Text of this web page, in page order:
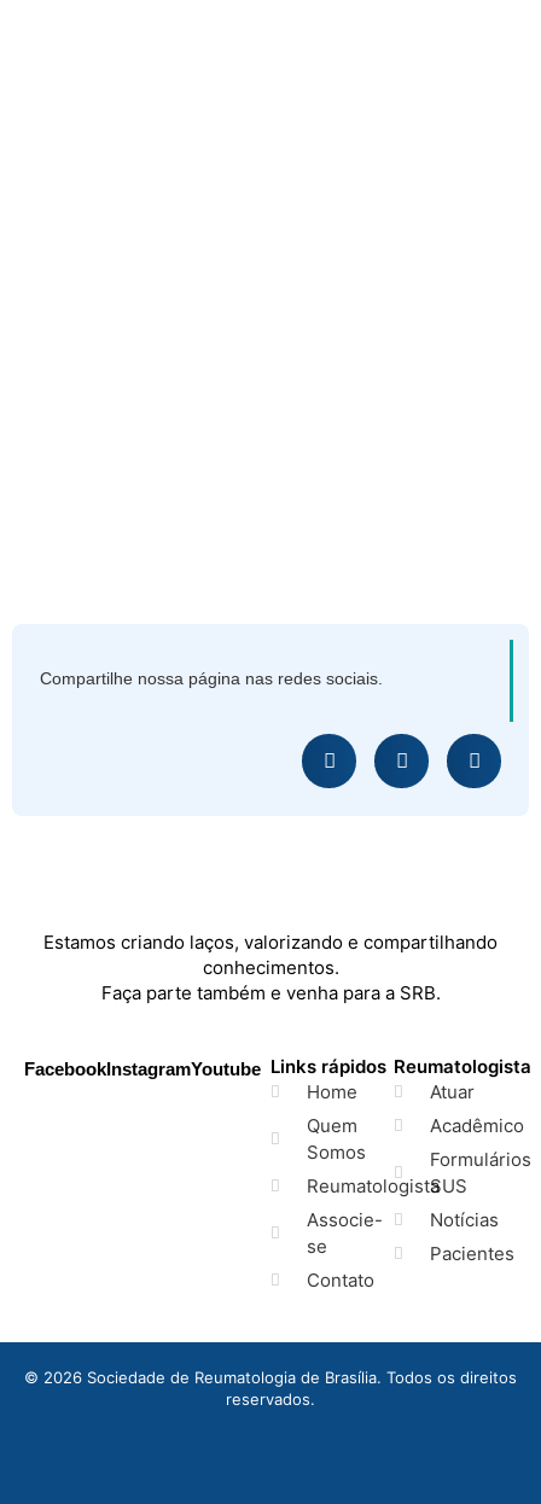
Compartilhe nossa página nas redes sociais.
Estamos criando laços, valorizando e compartilhando
conhecimentos.
Faça parte também e venha para a SRB.
FacebookInstagramYoutube Links rápidos
Home
Quem
Somos
Reumatologista
Associe-
se
Contato
Reumatologista
Atuar
Acadêmico
Formulários
SUS
Notícias
Pacientes
© 2026 Sociedade de Reumatologia de Brasília. Todos os direitos
reservados.